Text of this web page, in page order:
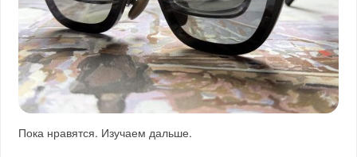
Пока нравятся. Изучаем дальше.